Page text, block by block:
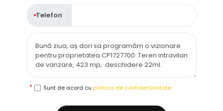
Telefon
Sunt de acord cu politica de confidențialitate